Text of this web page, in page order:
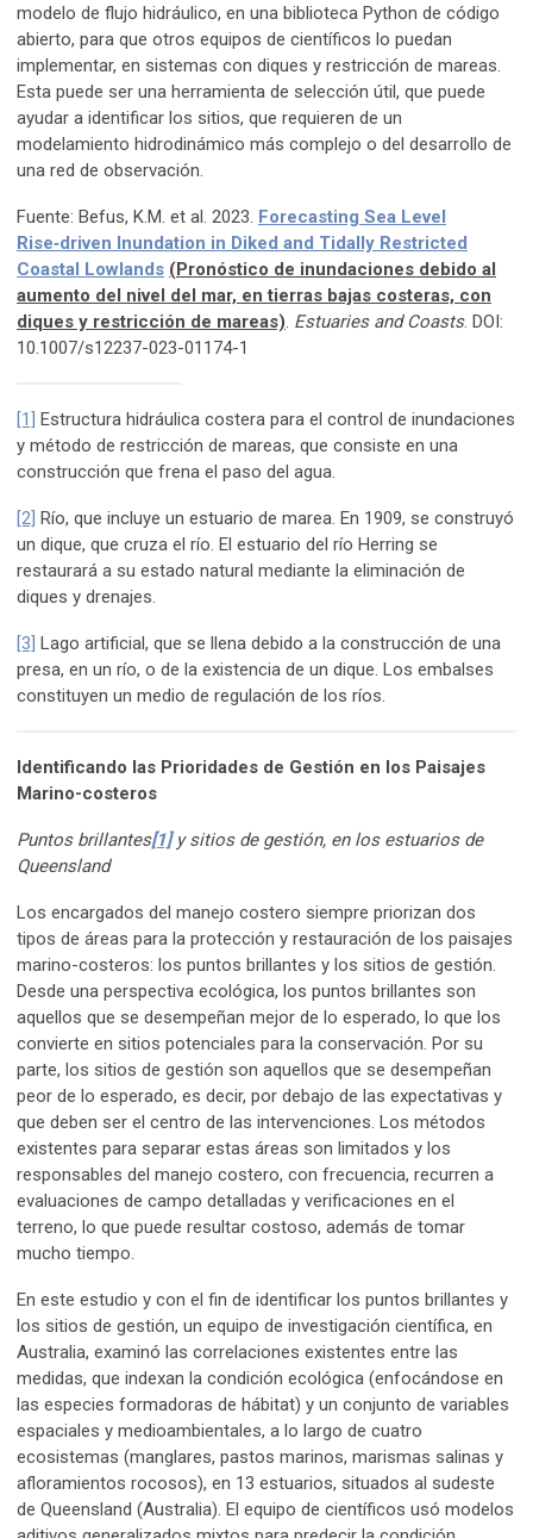
modelo de flujo hidráulico, en una biblioteca Python de código
abierto, para que otros equipos de científicos lo puedan
implementar, en sistemas con diques y restricción de mareas.
Esta puede ser una herramienta de selección útil, que puede
ayudar a identificar los sitios, que requieren de un
modelamiento hidrodinámico más complejo o del desarrollo de
una red de observación.
Fuente: Befus, K.M. et al. 2023. Forecasting Sea Level
Rise‑driven Inundation in Diked and Tidally Restricted
Coastal Lowlands (Pronóstico de inundaciones debido al
aumento del nivel del mar, en tierras bajas costeras, con
diques y restricción de mareas). Estuaries and Coasts. DOI:
10.1007/s12237-023-01174-1
[1]
Estructura hidráulica costera para el control de inundaciones
y método de restricción de mareas, que consiste en una
construcción que frena el paso del agua.
[2] Río, que incluye un estuario de marea. En 1909, se construyó
un dique, que cruza el río. El estuario del río Herring se
restaurará a su estado natural mediante la eliminación de
diques y drenajes.
[3]
Lago artificial, que se llena debido a la construcción de una
presa, en un río, o de la existencia de un dique. Los embalses
constituyen un medio de regulación de los ríos.
Identificando las Prioridades de Gestión en los Paisajes
Marino-costeros
Puntos brillantes[1]y sitios de gestión, en los estuarios de
Queensland
Los encargados del manejo costero siempre priorizan dos
tipos de áreas para la protección y restauración de los paisajes
marino-costeros: los puntos brillantes y los sitios de gestión.
Desde una perspectiva ecológica, los puntos brillantes son
aquellos que se desempeñan mejor de lo esperado, lo que los
convierte en sitios potenciales para la conservación. Por su
parte, los sitios de gestión son aquellos que se desempeñan
peor de lo esperado, es decir, por debajo de las expectativas y
que deben ser el centro de las intervenciones. Los métodos
existentes para separar estas áreas son limitados y los
responsables del manejo costero, con frecuencia, recurren a
evaluaciones de campo detalladas y verificaciones en el
terreno, lo que puede resultar costoso, además de tomar
mucho tiempo.
En este estudio y con el fin de identificar los puntos brillantes y
los sitios de gestión, un equipo de investigación científica, en
Australia, examinó las correlaciones existentes entre las
medidas, que indexan la condición ecológica (enfocándose en
las especies formadoras de hábitat) y un conjunto de variables
espaciales y medioambientales, a lo largo de cuatro
ecosistemas (manglares, pastos marinos, marismas salinas y
afloramientos rocosos), en 13 estuarios, situados al sudeste
de Queensland (Australia). El equipo de científicos usó modelos